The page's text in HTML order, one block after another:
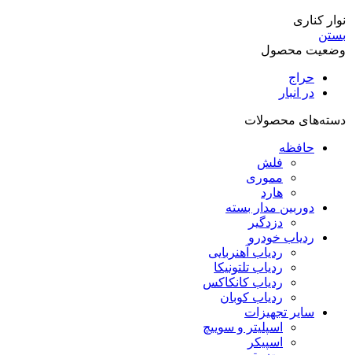
نوار کناری
بستن
وضعیت محصول
حراج
در انبار
دسته‌های محصولات
حافظه
فلش
مموری
هارد
دوربین مدار بسته
دزدگیر
ردیاب خودرو
ردیاب آهنربایی
ردیاب تلتونیکا
ردیاب کانکاکس
ردیاب کوبان
سایر تجهیزات
اسپلیتر و سوییچ
اسپیکر